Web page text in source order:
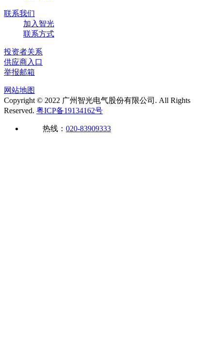
联系我们
加入智光
联系方式
投资者关系
供应商入口
举报邮箱
网站地图
Copyright © 2022 广州智光电气股份有限公司. All Rights
Reserved. 粤ICP备19134162号
热线： 020-83909333